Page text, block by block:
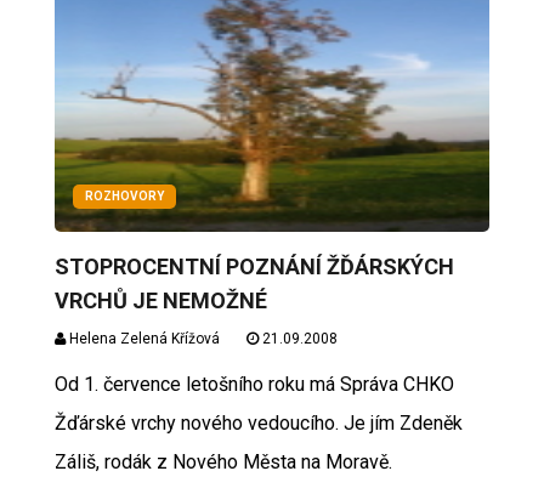
ROZHOVORY
STOPROCENTNÍ POZNÁNÍ ŽĎÁRSKÝCH
VRCHŮ JE NEMOŽNÉ
Helena Zelená Křížová 21.09.2008
Od 1. července letošního roku má Správa CHKO
Žďárské vrchy nového vedoucího. Je jím Zdeněk
Záliš, rodák z Nového Města na Moravě.